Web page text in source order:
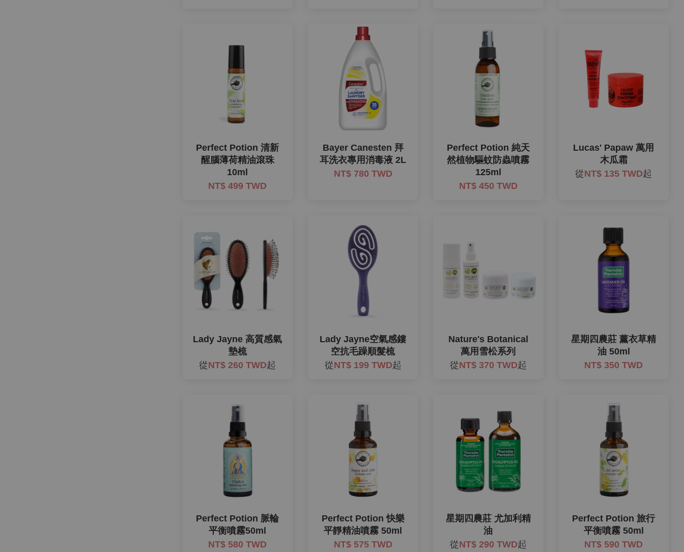
Perfect Potion 清新
醒腦薄荷精油滾珠
10ml
NT$ 499 TWD
Bayer Canesten 拜
耳洗衣專用消毒液 2L
NT$ 780 TWD
Perfect Potion 純天
然植物驅蚊防蟲噴霧
125ml
NT$ 450 TWD
Lucas' Papaw 萬用
木瓜霜
從NT$ 135 TWD起
Lady Jayne 高質感氣
墊梳
從NT$ 260 TWD起
Lady Jayne空氣感鏤
空抗毛躁順髮梳
從NT$ 199 TWD起
Nature's Botanical
萬用雪松系列
從NT$ 370 TWD起
星期四農莊 薰衣草精
油 50ml
NT$ 350 TWD
Perfect Potion 脈輪
平衡噴霧50ml
NT$ 580 TWD
Perfect Potion 快樂
平靜精油噴霧 50ml
NT$ 575 TWD
星期四農莊 尤加利精
油
從NT$ 290 TWD起
Perfect Potion 旅行
平衡噴霧 50ml
NT$ 590 TWD